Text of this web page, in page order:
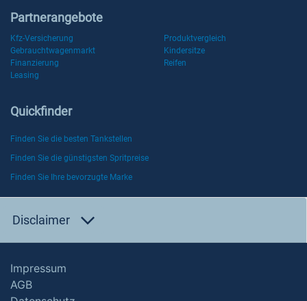
Partnerangebote
Kfz-Versicherung
Produktvergleich
Gebrauchtwagenmarkt
Kindersitze
Finanzierung
Reifen
Leasing
Quickfinder
Finden Sie die besten Tankstellen
Finden Sie die günstigsten Spritpreise
Finden Sie Ihre bevorzugte Marke
Disclaimer
Impressum
AGB